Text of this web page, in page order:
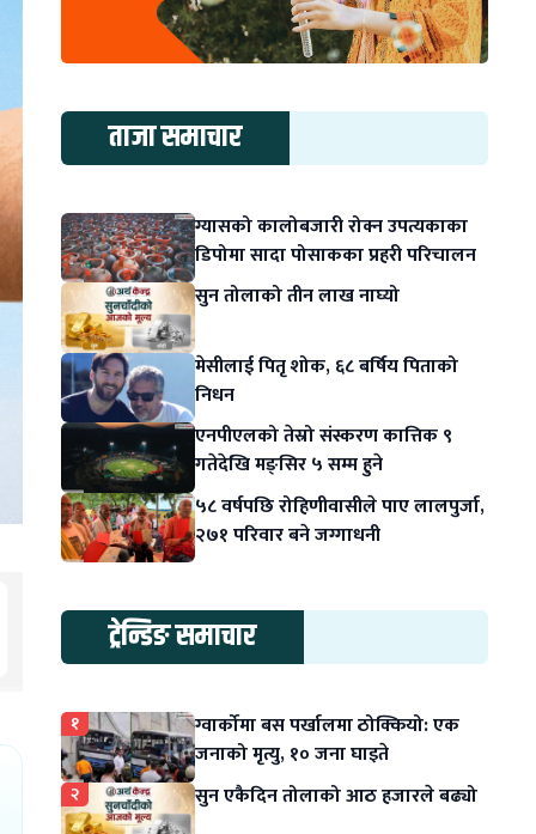
ताजा समाचार
ग्यासको कालोबजारी रोक्न उपत्यकाका
डिपोमा सादा पोसाकका प्रहरी परिचालन
सुन तोलाको तीन लाख नाघ्यो
मेसीलाई पितृ शोक, ६८ बर्षिय पिताको
निधन
एनपीएलको तेस्रो संस्करण कात्तिक ९
गतेदेखि मङ्सिर ५ सम्म हुने
५८ वर्षपछि रोहिणीवासीले पाए लालपुर्जा,
२७१ परिवार बने जग्गाधनी
ट्रेन्डिङ समाचार
१
ग्वार्कोमा बस पर्खालमा ठोक्कियो: एक
जनाको मृत्यु, १० जना घाइते
२ सुन एकैदिन तोलाको आठ हजारले बढ्यो